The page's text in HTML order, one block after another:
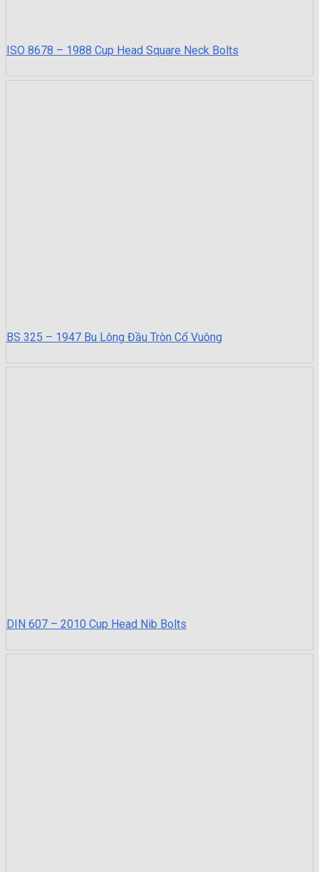
ISO 8678 – 1988 Cup Head Square Neck Bolts
BS 325 – 1947 Bu Lông Đầu Tròn Cổ Vuông
DIN 607 – 2010 Cup Head Nib Bolts